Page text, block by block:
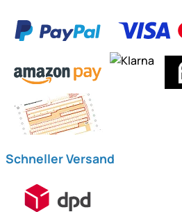
Schneller Versand